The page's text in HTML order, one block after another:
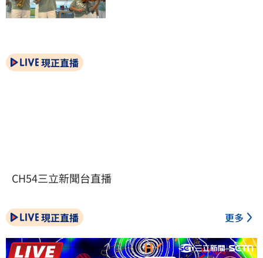
現正直播
CH54三立新聞台直播
現正直播 更多